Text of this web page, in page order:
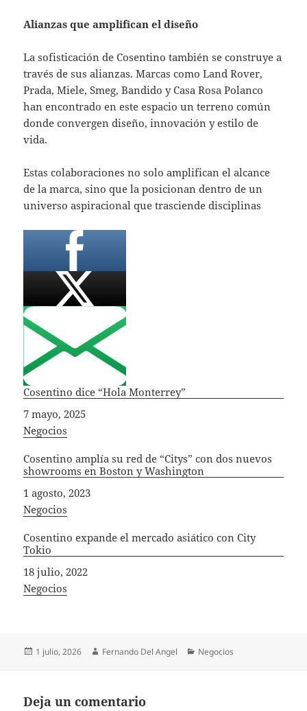
Alianzas que amplifican el diseño
La sofisticación de Cosentino también se construye a
través de sus alianzas. Marcas como Land Rover,
Prada, Miele, Smeg, Bandido y Casa Rosa Polanco
han encontrado en este espacio un terreno común
donde convergen diseño, innovación y estilo de
vida.
Estas colaboraciones no solo amplifican el alcance
de la marca, sino que la posicionan dentro de un
universo aspiracional que trasciende disciplinas
Cosentino dice “Hola Monterrey”
Fecha
7 mayo, 2025
In relation to
Negocios
Cosentino amplía su red de “Citys” con dos nuevos
showrooms en Boston y Washington
Fecha
1 agosto, 2023
In relation to
Negocios
Cosentino expande el mercado asiático con City
Tokio
Fecha
18 julio, 2022
In relation to
Negocios
Publicado
1 julio, 2026 Autor
Fernando Del Angel Categorías
Negocios
Deja un comentario